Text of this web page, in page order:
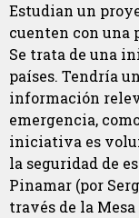
Estudian un
cuenten con una
Se trata de una
países. Tendría
información
emergencia,
iniciativa es
la seguridad de
Pinamar (por
través de la